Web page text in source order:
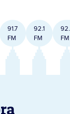
91.7
FM
92.1
FM
FM